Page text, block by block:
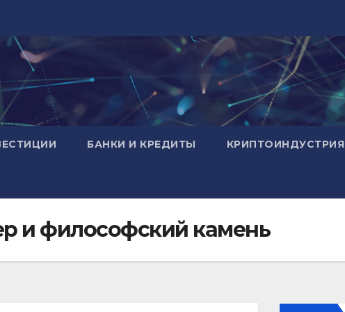
БАНКИ И КРЕДИТЫ КРИПТОИНДУСТРИЯ
и философский камень